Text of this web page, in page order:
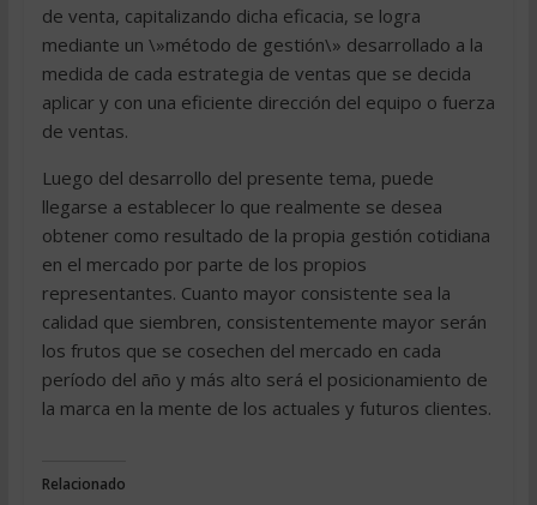
de venta, capitalizando dicha eficacia, se logra
mediante un \»método de gestión\» desarrollado a la
medida de cada estrategia de ventas que se decida
aplicar y con una eficiente dirección del equipo o fuerza
de ventas.
Luego del desarrollo del presente tema, puede
llegarse a establecer lo que realmente se desea
obtener como resultado de la propia gestión cotidiana
en el mercado por parte de los propios
representantes. Cuanto mayor consistente sea la
calidad que siembren, consistentemente mayor serán
los frutos que se cosechen del mercado en cada
período del año y más alto será el posicionamiento de
la marca en la mente de los actuales y futuros clientes.
Relacionado